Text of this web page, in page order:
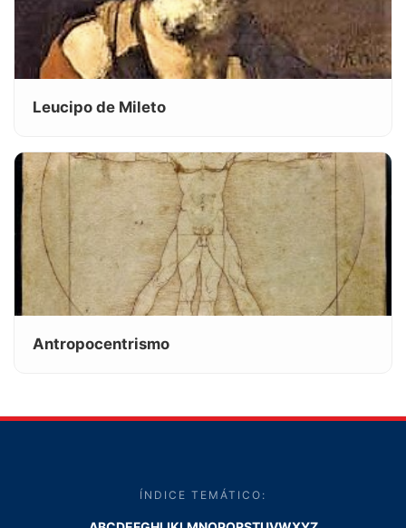
Leucipo de Mileto
Antropocentrismo
ÍNDICE TEMÁTICO: